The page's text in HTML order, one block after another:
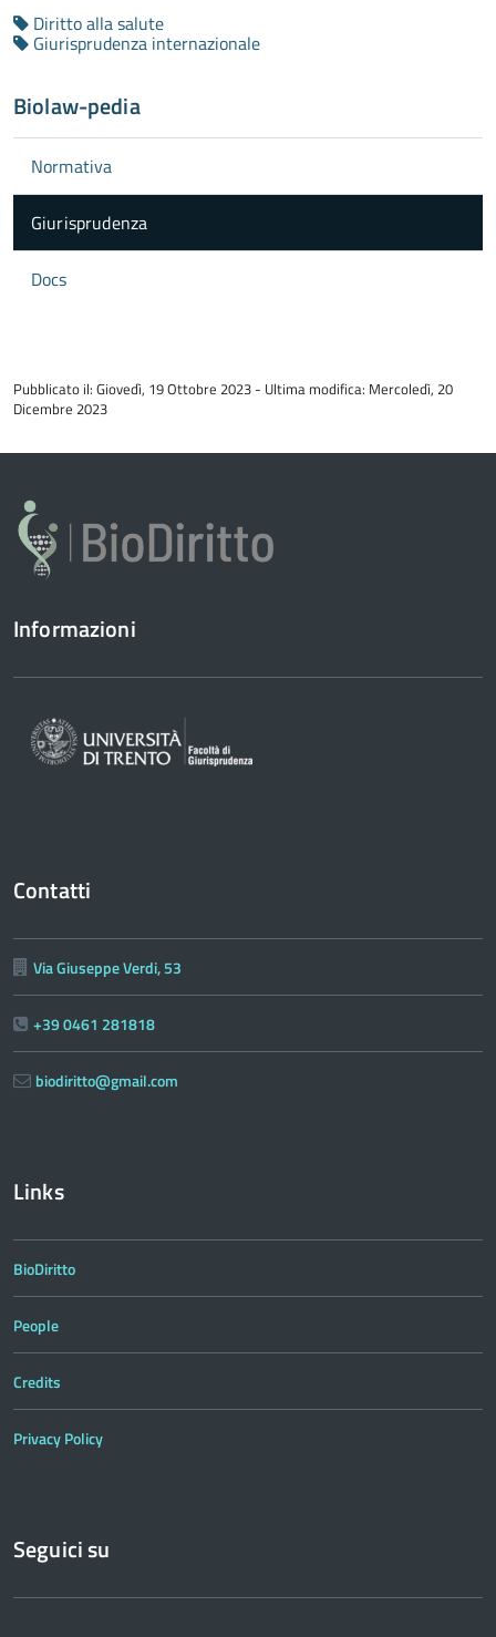
Diritto alla salute
Giurisprudenza internazionale
Biolaw-pedia
Normativa
Giurisprudenza
Docs
del
contenuto
Pubblicato il: Giovedì, 19 Ottobre 2023 - Ultima modifica: Mercoledì, 20
Dicembre 2023
Informazioni
Contatti
Via Giuseppe Verdi, 53
+39 0461 281818
biodiritto@gmail.com
Links
BioDiritto
People
Credits
Privacy Policy
Seguici su